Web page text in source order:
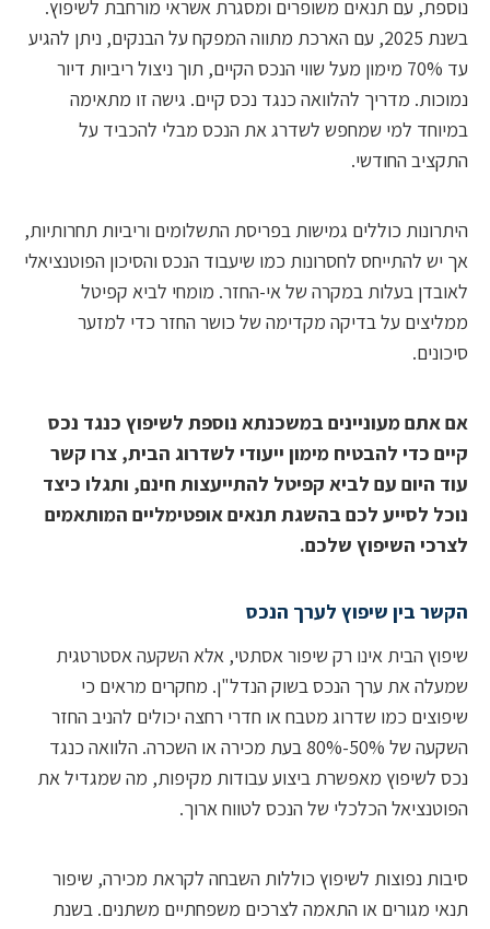
עם תנאים משופרים ומסגרת אשראי מורחבת לשיפוץ.
בשנת 2025, עם הארכת מתווה המפקח על הבנקים, ניתן להגיע
עד 70% מימון מעל שווי הנכס הקיים, תוך ניצול ריביות דיור
מדריך להלוואה כנגד נכס קיים. גישה זו מתאימה
למי שמחפש לשדרג את הנכס מבלי להכביד על
החודשי.
כוללים גמישות בפריסת התשלומים וריביות תחרותיות,
להתייחס לחסרונות כמו שיעבוד הנכס והסיכון הפוטנציאלי
בעלות במקרה של אי-החזר. מומחי לביא קפיטל
על בדיקה מקדימה של כושר החזר כדי למזער
מעוניינים במשכנתא נוספת לשיפוץ כנגד נכס
כדי להבטיח מימון ייעודי לשדרוג הבית, צרו קשר
עם לביא קפיטל להתייעצות חינם, ותגלו כיצד
לסייע לכם בהשגת תנאים אופטימליים המותאמים
השיפוץ שלכם.
בין שיפוץ לערך הנכס
הבית אינו רק שיפור אסתטי, אלא השקעה אסטרטגית
את ערך הנכס בשוק הנדל"ן. מחקרים מראים כי
כמו שדרוג מטבח או חדרי רחצה יכולים להניב החזר
השקעה של 50%-80% בעת מכירה או השכרה. הלוואה כנגד
מאפשרת ביצוע עבודות מקיפות, מה שמגדיל את
הכלכלי של הנכס לטווח ארוך.
נפוצות לשיפוץ כוללות השבחה לקראת מכירה, שיפור
מגורים או התאמה לצרכים משפחתיים משתנים. בשנת